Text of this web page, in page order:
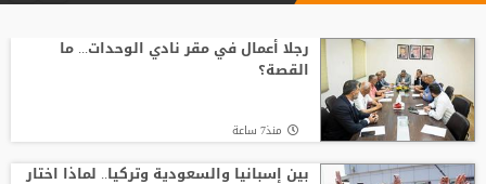
رجلا أعمال في مقر نادي الوحدات... ما
القصة؟
منذ7 ساعة
بين إسبانيا والسعودية وتركيا.. لماذا اختار